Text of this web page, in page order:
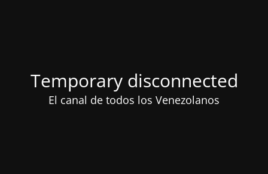
Temporary disconnected
El canal de todos los Venezolanos